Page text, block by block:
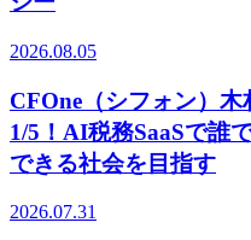
2026.08.05
CFOne（シフォン）
1/5！AI税務SaaSで誰
できる社会を目指す
2026.07.31